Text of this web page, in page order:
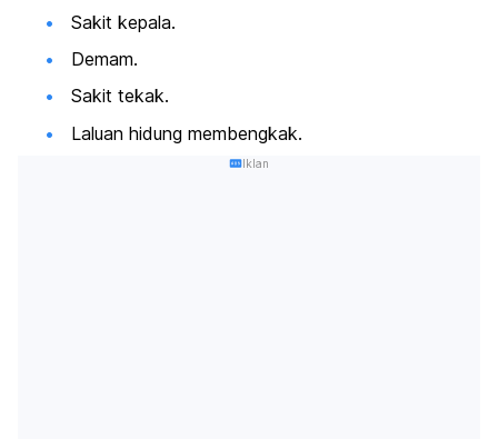
Sakit kepala.
Demam.
Sakit tekak.
Laluan hidung membengkak.
Iklan